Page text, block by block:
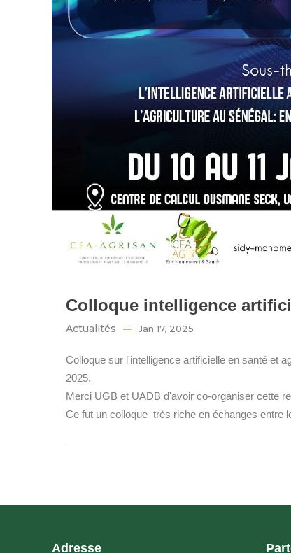
Colloque intelligence
Actualités Jan 17, 2025
Colloque sur l'intelligence artificielle en santé et
2025.
Merci UGB et UADB d'avoir co-organiser cette
Ce fut un colloque très riche en échanges entre
Adresse